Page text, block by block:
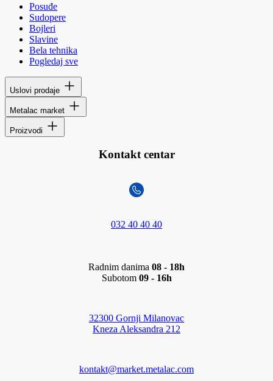
Posuđe
Sudopere
Bojleri
Slavine
Bela tehnika
Pogledaj sve
Uslovi prodaje
Metalac market
Proizvodi
Kontakt centar
032 40 40 40
Radnim danima 08 - 18h
Subotom 09 - 16h
32300 Gornji Milanovac
Kneza Aleksandra 212
kontakt@market.metalac.com